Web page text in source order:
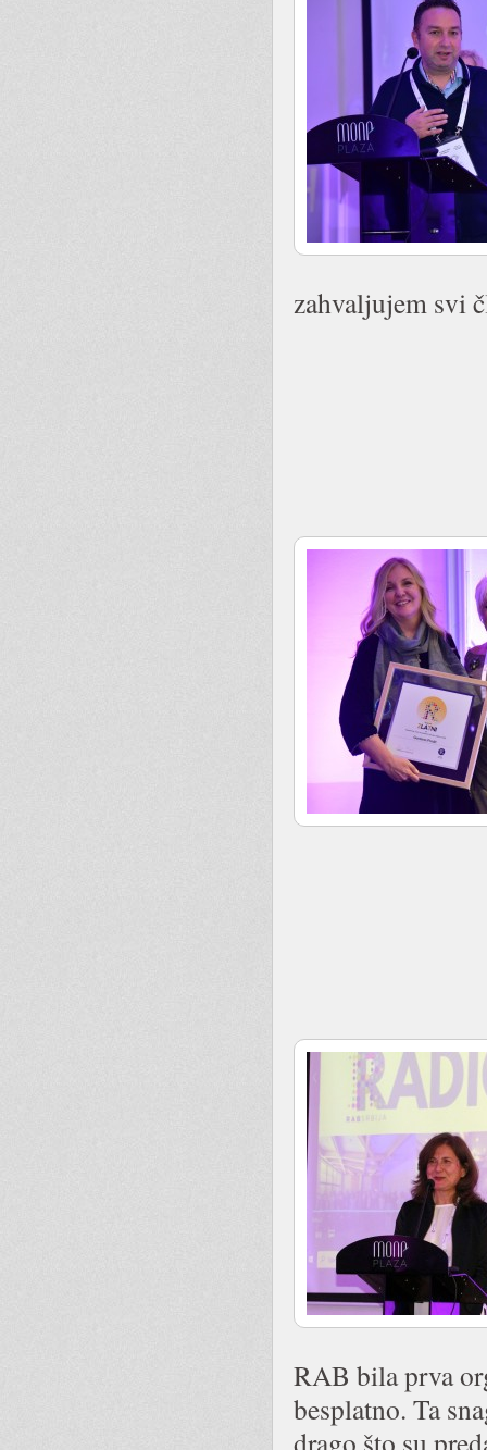
zahvaljujem svi
RAB bila prva
besplatno. Ta
drago što su